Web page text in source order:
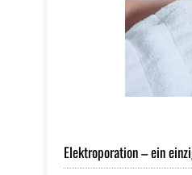
Elektroporation – ein